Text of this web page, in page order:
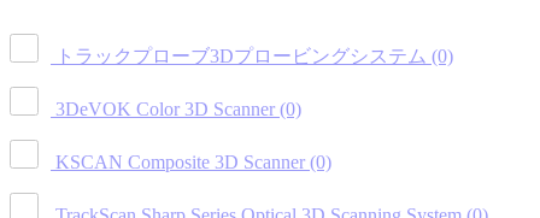
トラックプローブ3Dプロービングシステム (0)
3DeVOK Color 3D Scanner (0)
KSCAN Composite 3D Scanner (0)